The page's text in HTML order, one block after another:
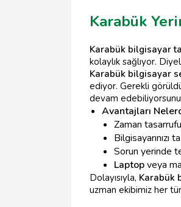
Karabük
Karabük bilgisayar
kolaylık sağlıyor.
Karabük bilgisayar
ediyor. Gerekli
devam
Avantajları
Zaman
Bilgisayarınızı
Sorun yerinde
Laptopveya
Dolayısıyla, Karabük
uzman ekibimiz her